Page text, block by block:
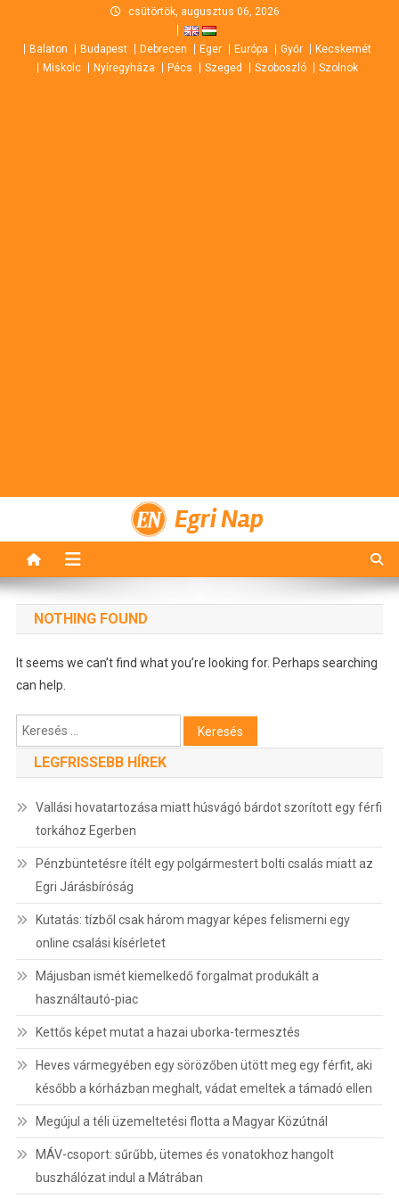
content
csütörtök, augusztus 06, 2026
Balaton Budapest Debrecen Eger Európa Győr
Kecskemét
Miskolc
Nyíregyháza Pécs Szeged Szoboszló Szolnok
Egri Nap
NOTHING FOUND
It seems we can’t find what you’re looking for. Perhaps searching
can help.
Keresés:
LEGFRISSEBB HÍREK
Vallási hovatartozása miatt húsvágó bárdot szorított egy férfi
torkához Egerben
Pénzbüntetésre ítélt egy polgármestert bolti csalás miatt az
Egri Járásbíróság
Kutatás: tízből csak három magyar képes felismerni egy
online csalási kísérletet
Májusban ismét kiemelkedő forgalmat produkált a
használtautó-piac
Kettős képet mutat a hazai uborka-termesztés
Heves vármegyében egy sörözőben ütött meg egy férfit, aki
később a kórházban meghalt, vádat emeltek a támadó ellen
Megújul a téli üzemeltetési flotta a Magyar Közútnál
MÁV-csoport: sűrűbb, ütemes és vonatokhoz hangolt
buszhálózat indul a Mátrában